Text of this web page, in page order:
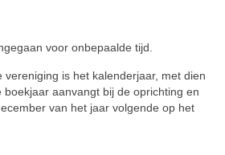
voor onbepaalde tijd.
is het kalenderjaar, met dien
aanvangt bij de oprichting en
van het jaar volgende op het